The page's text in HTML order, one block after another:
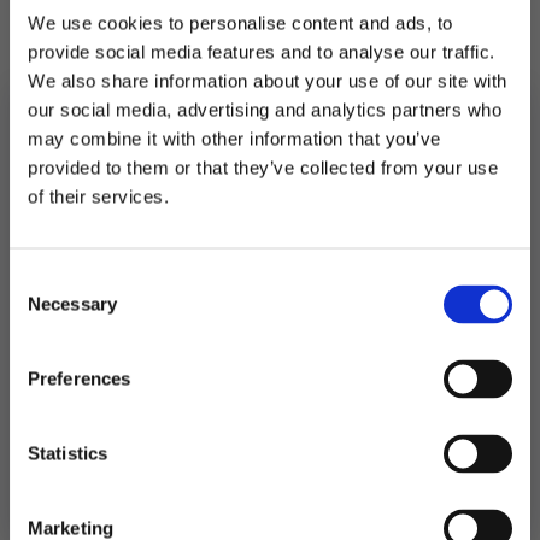
We use cookies to personalise content and ads, to
provide social media features and to analyse our traffic.
We also share information about your use of our site with
our social media, advertising and analytics partners who
may combine it with other information that you’ve
provided to them or that they’ve collected from your use
of their services.
Selection
Necessary
Preferences
Statistics
Marketing
33 stk.
Best før 30.11.2027
På lager
Spiselige
sommerfugler,
naturmiks
Relaterte produkter